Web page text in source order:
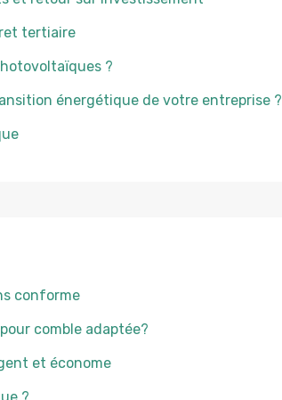
tertiaire
?
énergétique de votre entreprise ?
conforme
comble adaptée?
et économe